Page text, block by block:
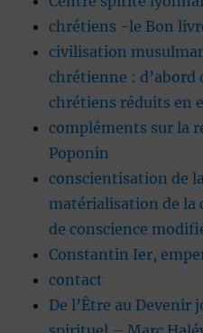
chrétiens -le Bon
civilisation
chrétienne : d’abord
chrétiens réduits en
compléments sur la
Poponin
conscientisation de
matérialisation de la
de conscience
Constantin Ier,
contact
De l’Être au